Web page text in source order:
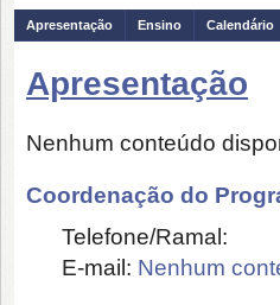
Apresentação Ensino Calendário
Apresentação
Nenhum conteúdo
Coordenação do
Telefone/Ramal:
E-mail: Nenhum